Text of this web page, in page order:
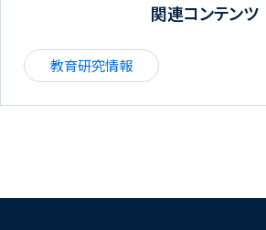
関連コンテンツ
教育研究情報